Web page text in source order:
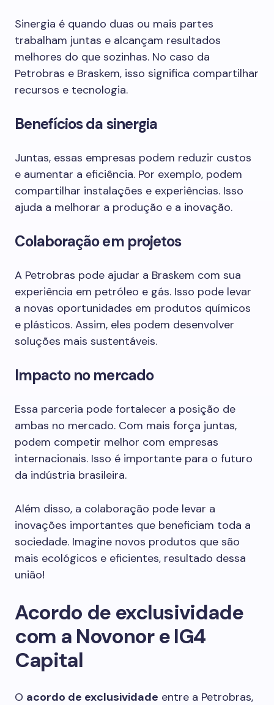
Sinergia é quando duas ou mais partes
trabalham juntas e alcançam resultados
melhores do que sozinhas. No caso da
Petrobras e Braskem, isso significa compartilhar
recursos e tecnologia.
Benefícios da sinergia
Juntas, essas empresas podem reduzir custos
e aumentar a eficiência. Por exemplo, podem
compartilhar instalações e experiências. Isso
ajuda a melhorar a produção e a inovação.
Colaboração em projetos
A Petrobras pode ajudar a Braskem com sua
experiência em petróleo e gás. Isso pode levar
a novas oportunidades em produtos químicos
e plásticos. Assim, eles podem desenvolver
soluções mais sustentáveis.
Impacto no mercado
Essa parceria pode fortalecer a posição de
ambas no mercado. Com mais força juntas,
podem competir melhor com empresas
internacionais. Isso é importante para o futuro
da indústria brasileira.
Além disso, a colaboração pode levar a
inovações importantes que beneficiam toda a
sociedade. Imagine novos produtos que são
mais ecológicos e eficientes, resultado dessa
união!
Acordo de exclusividade
com a Novonor e IG4
Capital
O acordo de exclusividade entre a Petrobras,